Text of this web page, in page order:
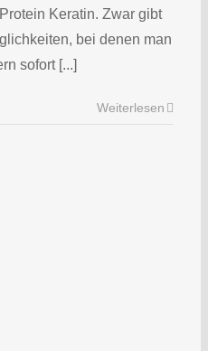
Keratin. Zwar gibt
bei denen man
sofort [...]
Weiterlesen